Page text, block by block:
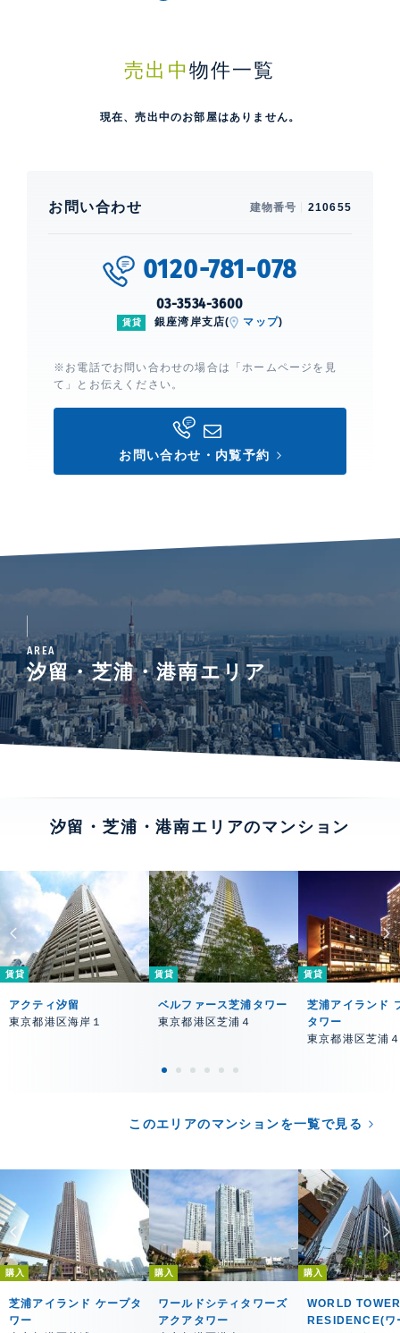
売出中 物件一覧
現在、売出中のお部屋はありません。
お問い合わせ 建物番号 210655
0120-781-078
03-3534-3600
賃貸 銀座湾岸支店( マップ)
※お電話でお問い合わせの場合は「ホームページを見
て」とお伝えください。
お問い合わせ・内覧予約
AREA
汐留・芝浦・港南エリア
汐留・芝浦・港南エリアのマンション
賃貸
アクティ汐留
東京都港区海岸１
賃貸
ベルファース芝浦タワー
東京都港区芝浦４
賃貸
芝浦アイランド
タワー
東京都港区芝浦
このエリアのマンションを一覧で見る
購入
芝浦アイランド ケープタ
ワー
購入
ワールドシティタワーズ
アクアタワー
購入
WORLD
RESIDENCE(ワ